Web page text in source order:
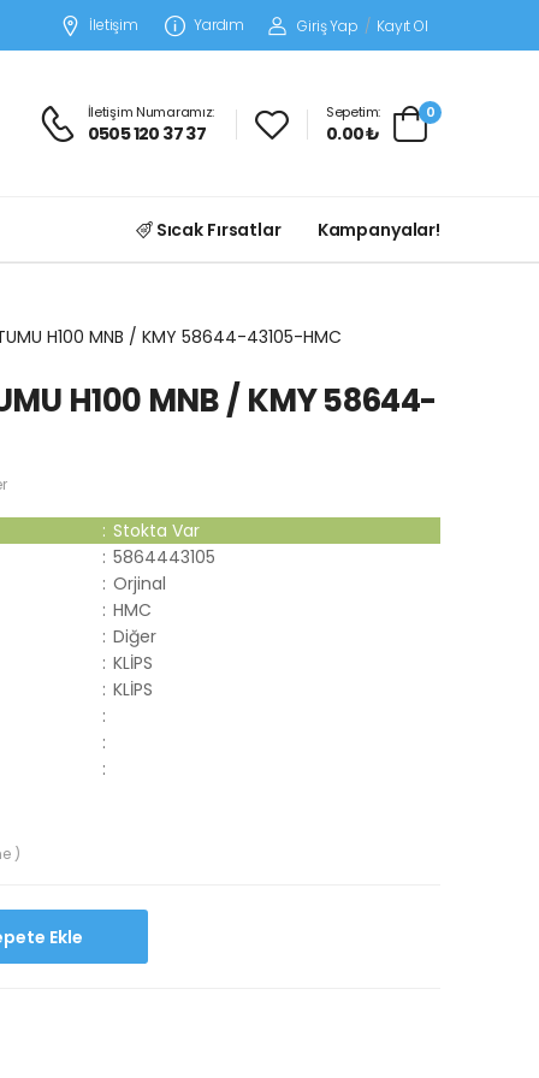
İletişim Yardım Giriş Yap / Kayıt Ol
İletişim Numaramız:
0505 120 37 37
Sepetim:
0.00 ₺
0
Sıcak Fırsatlar Kampanyalar!
H100 MNB / KMY 58644-43105-HMC
H100 MNB / KMY 58644-
: Stokta Var
: 5864443105
: Orjinal
: HMC
: Diğer
: KLİPS
: KLİPS
:
:
:
)
Sepete Ekle